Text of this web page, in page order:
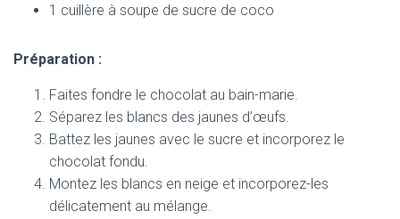
1 cuillère à soupe de sucre de coco
Préparation :
Faites fondre le chocolat au bain-marie.
Séparez les blancs des jaunes d’œufs.
Battez les jaunes avec le sucre et incorporez le
chocolat fondu.
Montez les blancs en neige et incorporez-les
délicatement au mélange.